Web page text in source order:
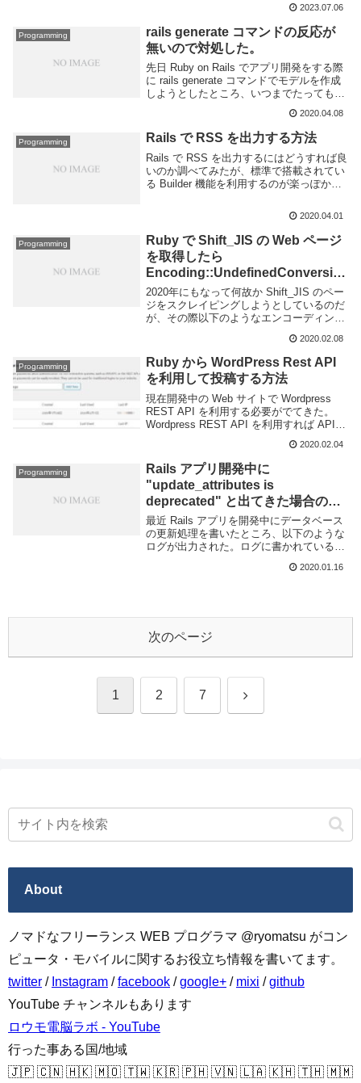
トを作成し、無料プランで登録を行う。そ
の際、無料版であっても重複登...
2023.07.06
Programming
rails generate コマンドの反応が
無いので対処した。
先日 Ruby on Rails でアプリ開発をする際
に rails generate コマンドでモデルを作成
しようとしたところ、いつまでたっても結
果が返ってこない事があった。通常であれ
ば数秒で終わるはずが数分経っても画面に
何も表示されない...
2020.04.08
Programming Rails で RSS を出力する方法
Rails で RSS を出力するにはどうすれば良
いのか調べてみたが、標準で搭載されてい
る Builder 機能を利用するのが楽っぽかっ
だと拡張子によって表示の出し分けを行う
2020.04.01
Programming
Ruby で Shift_JIS の Web ページ
を取得したら
Encoding::UndefinedConversio
nError from Windows-31J to
UTF-8 と言われた
2020年にもなって何故か Shift_JIS のペー
ジをスクレイピングしようとしているのだ
が、その際以下のようなエンコーディング
ースコードは以下のような感じ。Faraday
で URL から HTML...
2020.02.08
Programming
Ruby から WordPress Rest API
を利用して投稿する方法
現在開発中の Web サイトで Wordpress
REST API を利用する必要がでてきた。
Wordpress REST API を利用すれば API
ーやタグの操作、画像のアップロードな
ど、Wor...
2020.02.04
Programming
Rails アプリ開発中に
"update_attributes is
deprecated" と出てきた場合の対
処法
最近 Rails アプリを開発中にデータベース
の更新処理を書いたところ、以下のような
ログが出力された。ログに書かれているよ
update_attributes!)は非推奨で Rails ...
2020.01.16
次のページ
1 2 7 次
About
ノマドなフリーランス WEB プログラマ @ryomatsu がコン
ピュータ・モバイルに関するお役立ち情報を書いてます。
twitter / Instagram /facebook /google+ / mixi /github
YouTube チャンネルもあります
ロウモ電脳ラボ - YouTube
行った事ある国/地域
🇯🇵 🇨🇳 🇭🇰 🇲🇴 🇹🇼 🇰🇷 🇵🇭 🇻🇳 🇱🇦 🇰🇭 🇹🇭 🇲🇲